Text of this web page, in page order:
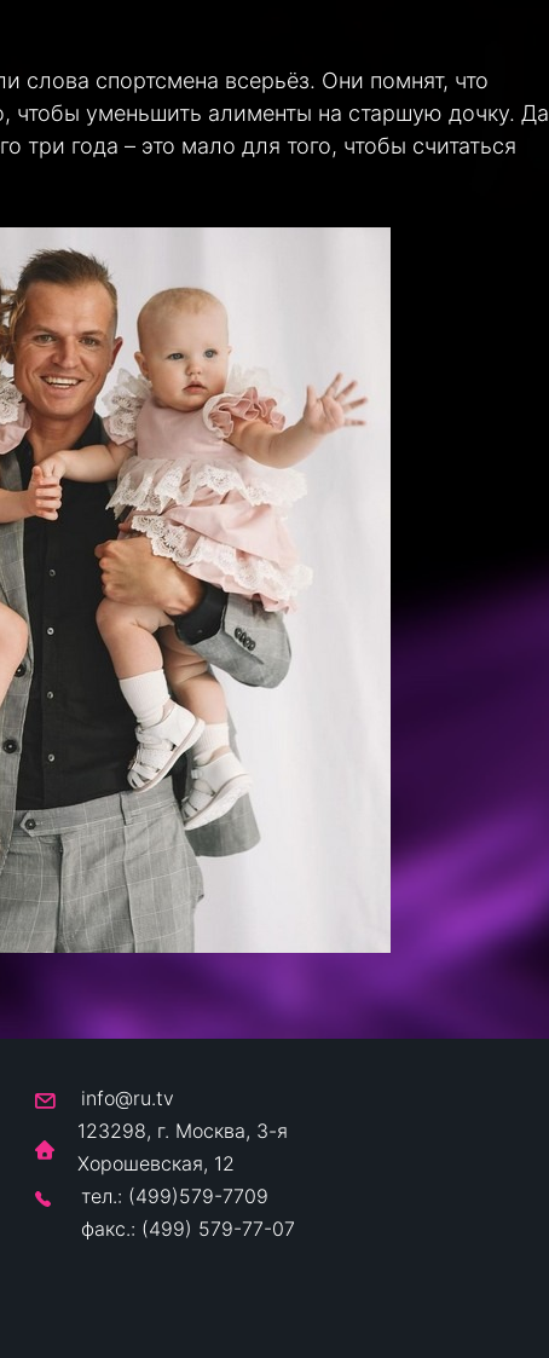
слова спортсмена всерьёз. Они помнят, что
чтобы уменьшить алименты на старшую дочку. Да
три года – это мало для того, чтобы считаться
info@ru.tv
123298, г. Москва, 3-я
Хорошевская, 12
тел.: (499)579-7709
факс.: (499) 579-77-07